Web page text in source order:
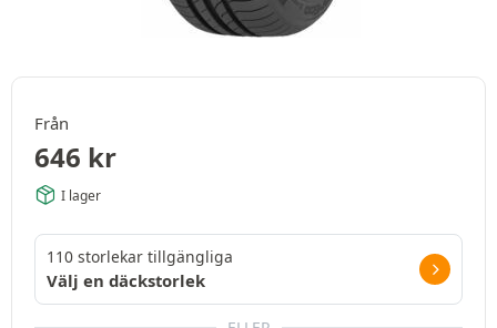
Från
646 kr
I lager
110 storlekar tillgängliga
Välj en däckstorlek